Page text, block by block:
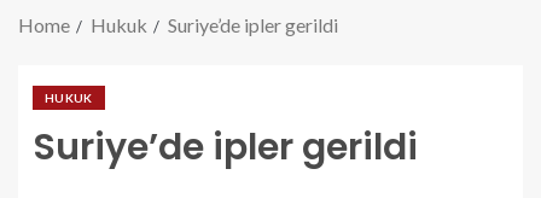
Home Hukuk Suriye’de ipler gerildi
HUKUK
Suriye’de ipler gerildi